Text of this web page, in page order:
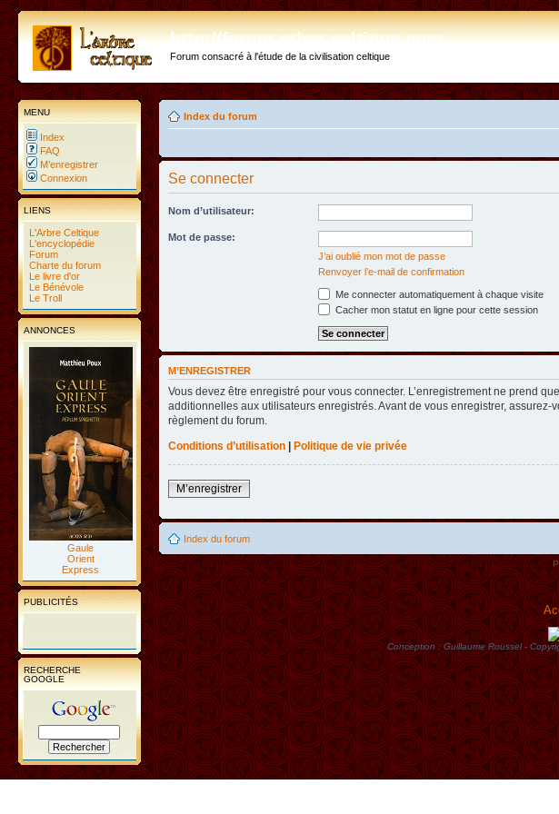
http://forum.arbre-celtique.com
Forum consacré à l'étude de la civilisation celtique
MENU
Index
FAQ
M’enregistrer
Connexion
LIENS
L'Arbre Celtique
L'encyclopédie
Forum
Charte du forum
Le livre d'or
Le Bénévole
Le Troll
ANNONCES
Gaule
Orient
Express
PUBLICITÉS
RECHERCHE
GOOGLE
Index du forum
Se connecter
Nom d’utilisateur:
Mot de passe:
J’ai oublié mon mot de passe
Renvoyer l’e-mail de confirmation
Me connecter automatiquement à chaque visite
Cacher mon statut en ligne pour cette session
M’ENREGISTRER
Vous devez être enregistré pour vous connecter. L’enregistrement ne prend
additionnelles aux utilisateurs enregistrés. Avant de vous enregistrer,
règlement du forum.
Conditions d’utilisation
Politique de vie privée
M’enregistrer
Index du forum
Conception : Guillaume Roussel -